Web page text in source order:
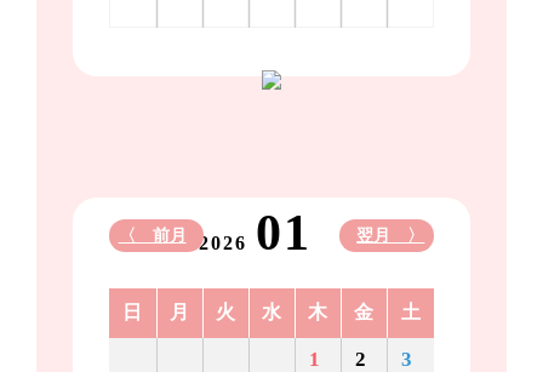
2026 01
〈 前月 翌月 〉
日 月 火 水 木 金 土
1 2 3